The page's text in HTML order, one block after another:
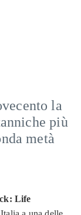
la
più
metà
Life